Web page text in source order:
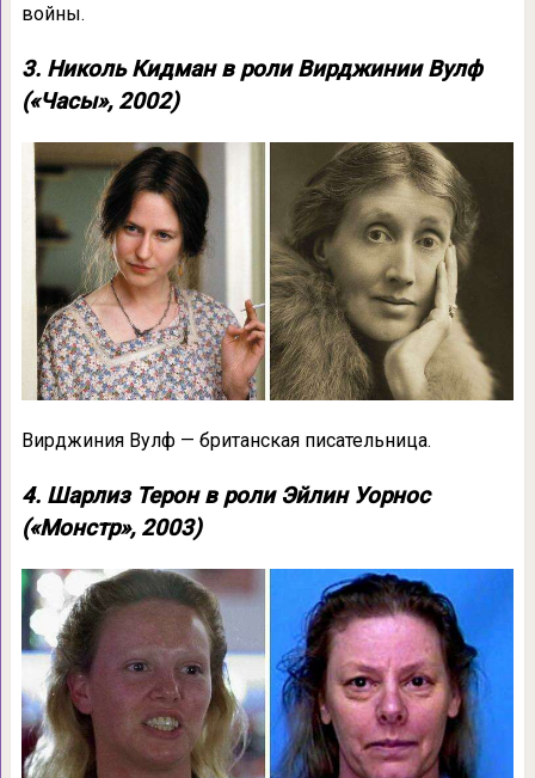
войны.
3. Николь Кидман в роли Вирджинии Вулф
(«Часы», 2002)
Вирджиния Вулф — британская писательница.
4. Шарлиз Терон в роли Эйлин Уорнос
(«Монстр», 2003)